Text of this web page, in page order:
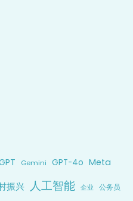
Gemini GPT-4o Meta
振兴 人工智能 企业 公务员